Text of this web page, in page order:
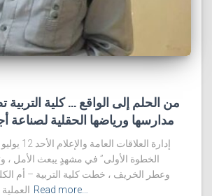
من الحلم إلى الواقع … كلية التربية
مدارسها ورياضها الحقلية لصناعة
الخطوة الأولى” في مشهدٍ يبعث الأمل
وعطر الخريف ، خطت كلية التربية – أم
Read more…